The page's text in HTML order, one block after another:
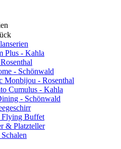
Plus - Kahla
- Schönwald
Monbijou - Rosenthal
Cumulus - Kahla
- Schönwald
Flying Buffet
& Platzteller